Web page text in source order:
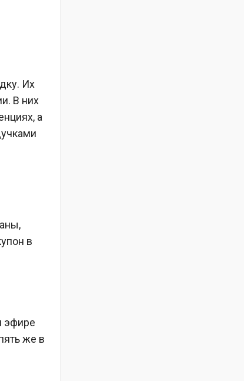
Их
В них
а
в
эфире
же в